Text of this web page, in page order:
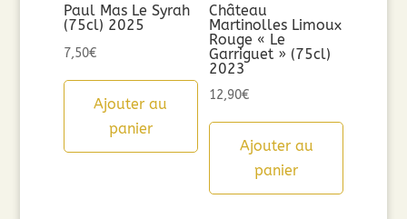
Paul Mas Le Syrah
(75cl) 2025
7,50€
Ajouter au
panier
Château
Martinolles Limoux
Rouge « Le
Garriguet » (75cl)
2023
12,90€
Ajouter au
panier